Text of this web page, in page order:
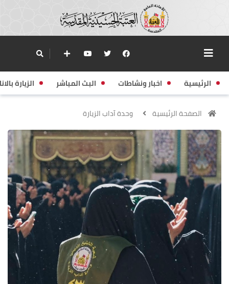
الرئيسية اخبار ونشاطات البث المباشر الزيارة
الصفحة الرئيسية وحدة آداب الزيارة